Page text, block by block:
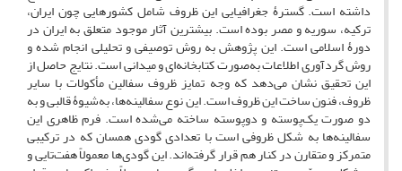
داشته است. گسترۀ جغرافیایی این ظروف شامل کشورهایی چون ایران،
ترکیه، سوریه و مصر بوده است. بیشترین آثار موجود متعلق به ایران در
دورۀ اسلامی است. این پژوهش به روش توصیفی و تحلیلی انجام شده و
روش گردآوری اطلاعات به‌صورت کتابخانه‌ای و میدانی است. نتایج حاصل از
این تحقیق نشان می‌دهد که وجه تمایز ظروف سفالین مأکولات با سایر
ظروف، فنون ساخت این ظروف است. این نوع سفالینه‌ها، به‌شیوۀ قالبی و به
دو صورت یک‌پوسته و دوپوسته ساخته می‌شده است. فرم ظاهری این
سفالینه‌ها به شکل ظروفی است با تعدادی گودی همسان که در ترکیبی
متمرکز و متقارن در کنار هم قرار گرفته‌اند. این گودی‌ها معمولاً هفت‌تایی و